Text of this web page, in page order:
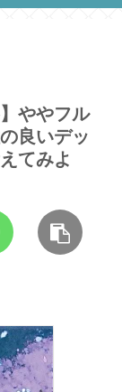
ややフル
良いデッ
てみよ